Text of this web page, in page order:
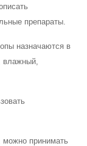
препараты.
назначаются в
влажный,
можно принимать